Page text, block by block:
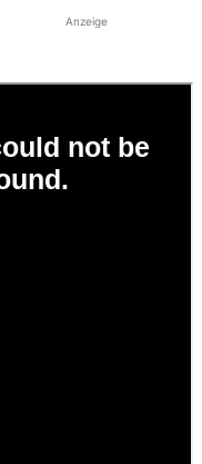
Anzeige